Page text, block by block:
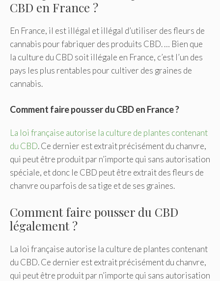
CBD en France ?
En France, il est illégal et illégal d’utiliser des fleurs de
cannabis pour fabriquer des produits CBD. … Bien que
la culture du CBD soit illégale en France, c’est l’un des
pays les plus rentables pour cultiver des graines de
cannabis.
Comment faire pousser du CBD en France ?
La loi française autorise la culture de plantes contenant
du CBD. Ce dernier est extrait précisément du chanvre,
qui peut être produit par n’importe qui sans autorisation
spéciale, et donc le CBD peut être extrait des fleurs de
chanvre ou parfois de sa tige et de ses graines.
Comment faire pousser du CBD
légalement ?
La loi française autorise la culture de plantes contenant
du CBD. Ce dernier est extrait précisément du chanvre,
qui peut être produit par n’importe qui sans autorisation